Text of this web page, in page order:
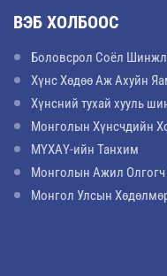
ВЭБ ХОЛБООС
Боловсрол Соёл
Хүнс Хөдөө Аж Ахуйн
Хүнсний тухай хууль
Монголын Хүнсчдийн
МҮХАҮ-ийн Танхим
Монголын Ажил
Монгол Улсын